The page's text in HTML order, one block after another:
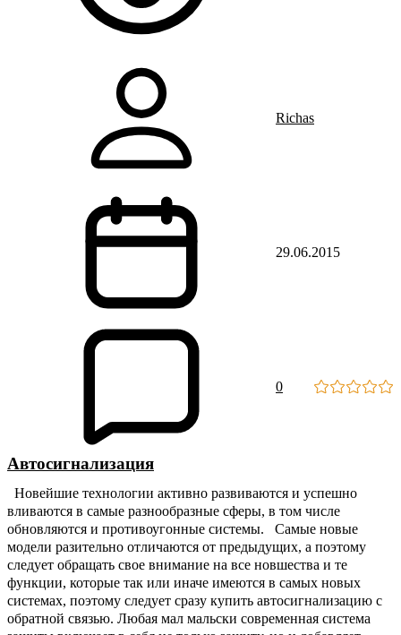
Richas
29.06.2015
0
Автосигнализация
Новейшие технологии активно развиваются и успешно
вливаются в самые разнообразные сферы, в том числе
обновляются и противоугонные системы. Самые новые
модели разительно отличаются от предыдущих, а поэтому
следует обращать свое внимание на все новшества и те
функции, которые так или иначе имеются в самых новых
системах, поэтому следует сразу купить автосигнализацию с
обратной связью. Любая мал мальски современная система